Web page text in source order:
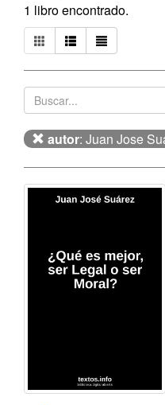
1 libro encontrado.
autor: Juan Jose